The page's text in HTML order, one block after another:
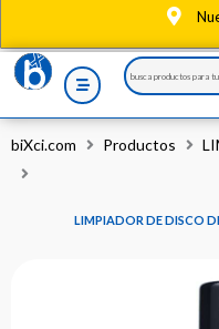
Search
...
biXci.com Productos
LIMPIADOR DE DISCO